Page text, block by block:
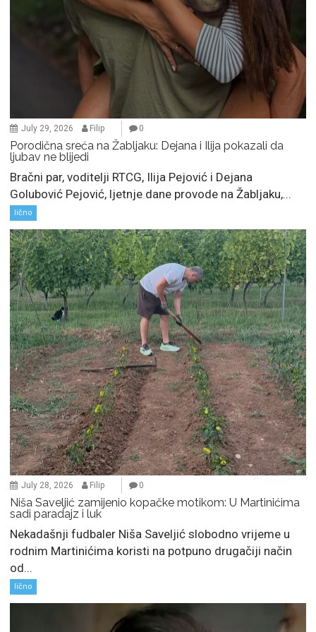
July 29, 2026 Filip 0
Porodična sreća na Žabljaku: Dejana i Ilija pokazali da
ljubav ne blijedi
Bračni par, voditelji RTCG, Ilija Pejović i Dejana
Golubović Pejović, ljetnje dane provode na Žabljaku,...
lično
July 28, 2026 Filip 0
Niša Saveljić zamijenio kopačke motikom: U Martinićima
sadi paradajz i luk
Nekadašnji fudbaler Niša Saveljić slobodno vrijeme u
rodnim Martinićima koristi na potpuno drugačiji način
od...
lično